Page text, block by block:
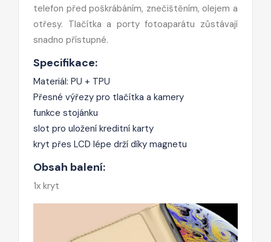
telefon před poškrábáním, znečištěním, olejem a
otřesy. Tlačítka a porty fotoaparátu zůstávají
snadno přístupné.
Specifikace:
Materiál: PU + TPU
Přesné výřezy pro tlačítka a kamery
funkce stojánku
slot pro uložení kreditní karty
kryt přes LCD lépe drží díky magnetu
Obsah balení:
1x kryt